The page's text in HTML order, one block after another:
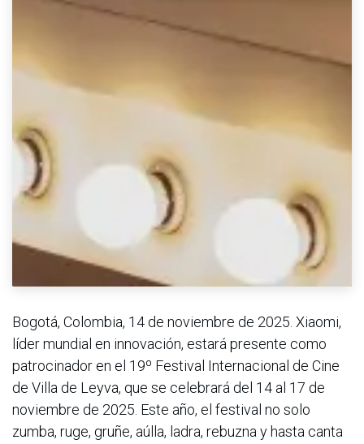
Bogotá, Colombia, 14 de noviembre de 2025. Xiaomi,
líder mundial en innovación, estará presente como
patrocinador en el 19º Festival Internacional de Cine
de Villa de Leyva, que se celebrará del 14 al 17 de
noviembre de 2025. Este año, el festival no solo
zumba, ruge, gruñe, aúlla, ladra, rebuzna y hasta canta